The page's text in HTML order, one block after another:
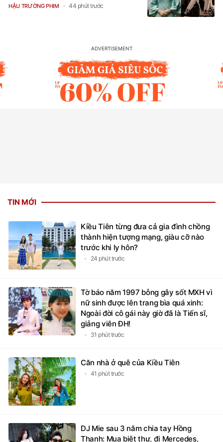
HẬU TRƯỜNG PHIM 44 phút trước
TIN MỚI
Kiều Tiên từng đưa cả gia đình chồng
thành hiện tượng mạng, giàu cỡ nào
trước khi ly hôn?
24 phút trước
Tờ báo năm 1997 bỗng gây sốt MXH vì
nữ sinh được lên trang bìa quá xinh:
Ngoài đời cô gái này giờ đã là Tiến sĩ,
giảng viên ĐH!
31 phút trước
Căn nhà ở quê của Kiều Tiên
41 phút trước
DJ Mie sau 3 năm chia tay Hồng
Thanh: Mua biệt thự, đi Mercedes,